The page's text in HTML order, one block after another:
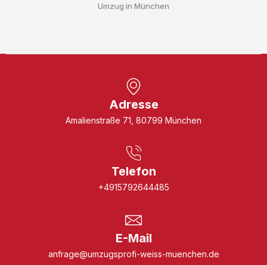
Umzug in München
Adresse
Amalienstraße 71, 80799 München
Telefon
+4915792644485
E-Mail
anfrage@umzugsprofi-weiss-muenchen.de